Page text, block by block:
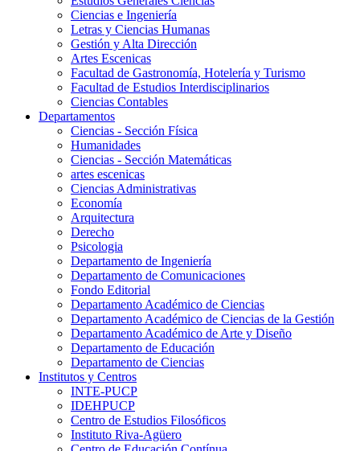
Ciencias e Ingeniería
Letras y Ciencias Humanas
Gestión y Alta Dirección
Artes Escenicas
Facultad de Gastronomía, Hotelería y Turismo
Facultad de Estudios Interdisciplinarios
Ciencias Contables
Departamentos
Ciencias - Sección Física
Humanidades
Ciencias - Sección Matemáticas
artes escenicas
Ciencias Administrativas
Economía
Arquitectura
Derecho
Psicologia
Departamento de Ingeniería
Departamento de Comunicaciones
Fondo Editorial
Departamento Académico de Ciencias
Departamento Académico de Ciencias de la Gestión
Departamento Académico de Arte y Diseño
Departamento de Educación
Departamento de Ciencias
Institutos y Centros
INTE-PUCP
IDEHPUCP
Centro de Estudios Filosóficos
Instituto Riva-Agüero